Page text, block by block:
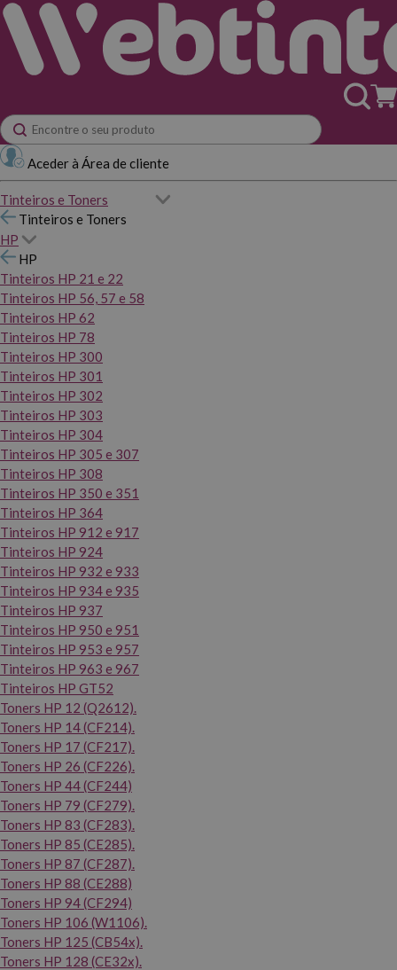
Aceder à Área de cliente
Tinteiros e Toners
Tinteiros e Toners
HP
HP
Tinteiros HP 21 e 22
Tinteiros HP 56, 57 e 58
Tinteiros HP 62
Tinteiros HP 78
Tinteiros HP 300
Tinteiros HP 301
Tinteiros HP 302
Tinteiros HP 303
Tinteiros HP 304
Tinteiros HP 305 e 307
Tinteiros HP 308
Tinteiros HP 350 e 351
Tinteiros HP 364
Tinteiros HP 912 e 917
Tinteiros HP 924
Tinteiros HP 932 e 933
Tinteiros HP 934 e 935
Tinteiros HP 937
Tinteiros HP 950 e 951
Tinteiros HP 953 e 957
Tinteiros HP 963 e 967
Tinteiros HP GT52
Toners HP 12 (Q2612).
Toners HP 14 (CF214).
Toners HP 17 (CF217).
Toners HP 26 (CF226).
Toners HP 44 (CF244)
Toners HP 79 (CF279).
Toners HP 83 (CF283).
Toners HP 85 (CE285).
Toners HP 87 (CF287).
Toners HP 88 (CE288)
Toners HP 94 (CF294)
Toners HP 106 (W1106).
Toners HP 125 (CB54x).
Toners HP 128 (CE32x).